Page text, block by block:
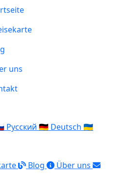
uns
Русский 🇩🇪 Deutsch 🇺🇦
Blog
Über uns